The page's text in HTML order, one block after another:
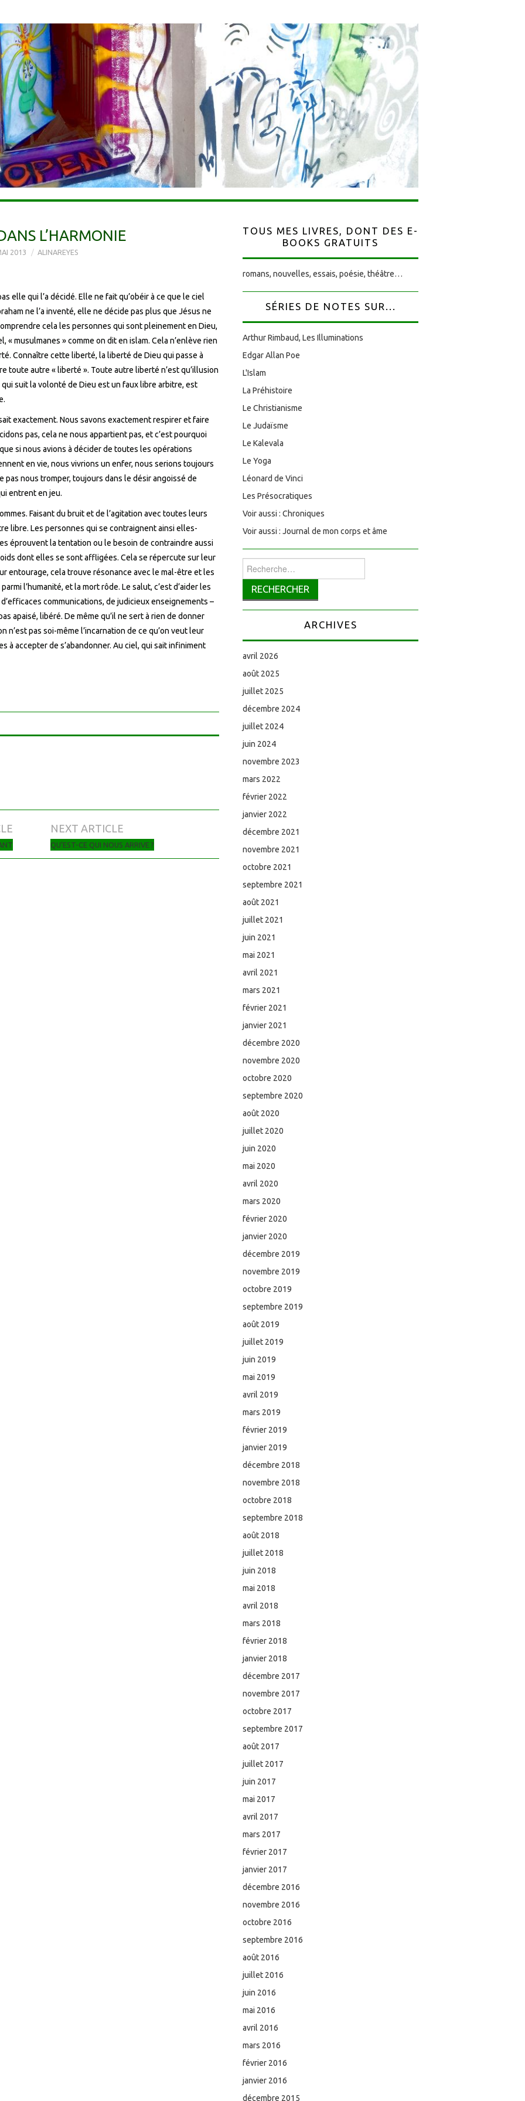
L’HARMONIE
2013 ALINAREYES
elle qui l’a décidé. Elle ne fait qu’obéir à ce que le ciel
ne l’a inventé, elle ne décide pas plus que Jésus ne
cela les personnes qui sont pleinement en Dieu,
musulmanes » comme on dit en islam. Cela n’enlève rien
Connaître cette liberté, la liberté de Dieu qui passe à
toute autre « liberté ». Toute autre liberté n’est qu’illusion
suit la volonté de Dieu est un faux libre arbitre, est
exactement. Nous savons exactement respirer et faire
pas, cela ne nous appartient pas, et c’est pourquoi
si nous avions à décider de toutes les opérations
en vie, nous vivrions un enfer, nous serions toujours
nous tromper, toujours dans le désir angoissé de
entrent en jeu.
Faisant du bruit et de l’agitation avec toutes leurs
libre. Les personnes qui se contraignent ainsi elles-
éprouvent la tentation ou le besoin de contraindre aussi
dont elles se sont affligées. Cela se répercute sur leur
entourage, cela trouve résonance avec le mal-être et les
l’humanité, et la mort rôde. Le salut, c’est d’aider les
communications, de judicieux enseignements –
apaisé, libéré. De même qu’il ne sert à rien de donner
n’est pas soi-même l’incarnation de ce qu’on veut leur
à accepter de s’abandonner. Au ciel, qui sait infiniment
NEXT ARTICLE
QU’EST-CE QUI NOUS ARRIVE ?
TOUS MES LIVRES, DONT DES E-
BOOKS GRATUITS
romans, nouvelles, essais, poésie, théâtre…
SÉRIES DE NOTES SUR...
Arthur Rimbaud, Les Illuminations
Edgar Allan Poe
L'Islam
La Préhistoire
Le Christianisme
Le Judaïsme
Le Kalevala
Le Yoga
Léonard de Vinci
Les Présocratiques
Voir aussi : Chroniques
Voir aussi : Journal de mon corps et âme
Rechercher :
ARCHIVES
avril 2026
août 2025
juillet 2025
décembre 2024
juillet 2024
juin 2024
novembre 2023
mars 2022
février 2022
janvier 2022
décembre 2021
novembre 2021
octobre 2021
septembre 2021
août 2021
juillet 2021
juin 2021
mai 2021
avril 2021
mars 2021
février 2021
janvier 2021
décembre 2020
novembre 2020
octobre 2020
septembre 2020
août 2020
juillet 2020
juin 2020
mai 2020
avril 2020
mars 2020
février 2020
janvier 2020
décembre 2019
novembre 2019
octobre 2019
septembre 2019
août 2019
juillet 2019
juin 2019
mai 2019
avril 2019
mars 2019
février 2019
janvier 2019
décembre 2018
novembre 2018
octobre 2018
septembre 2018
août 2018
juillet 2018
juin 2018
mai 2018
avril 2018
mars 2018
février 2018
janvier 2018
décembre 2017
novembre 2017
octobre 2017
septembre 2017
août 2017
juillet 2017
juin 2017
mai 2017
avril 2017
mars 2017
février 2017
janvier 2017
décembre 2016
novembre 2016
octobre 2016
septembre 2016
août 2016
juillet 2016
juin 2016
mai 2016
avril 2016
mars 2016
février 2016
janvier 2016
décembre 2015